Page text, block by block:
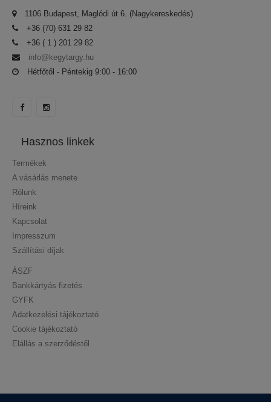
1106 Budapest, Maglódi út 6. (Nagykereskedés)
+36 (70) 631 29 82
+36 ( 1 ) 201 29 82
info@kegytargy.hu
Hétfőtől - Péntekig 9:00 - 16:00
Hasznos linkek
Termékek
A vásárlás menete
Rólunk
Híreink
Kapcsolat
Impresszum
Szállítási díjak
ÁSZF
Bankkártyás fizetés
GYFK
Adatkezelési tájékoztató
Cookie tájékoztató
Elállás a szerződéstől